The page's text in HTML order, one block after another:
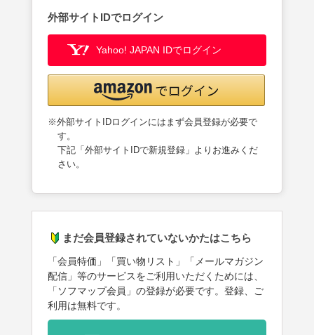
外部サイトIDでログイン
Yahoo! JAPAN IDでログイン
※外部サイトIDログインにはまず会員登録が必要で
す。
下記「外部サイトIDで新規登録」よりお進みくだ
さい。
まだ会員登録されていないかたはこちら
「会員特価」「買い物リスト」「メールマガジン
配信」等のサービスをご利用いただくためには、
「ソフマップ会員」の登録が必要です。登録、ご
利用は無料です。